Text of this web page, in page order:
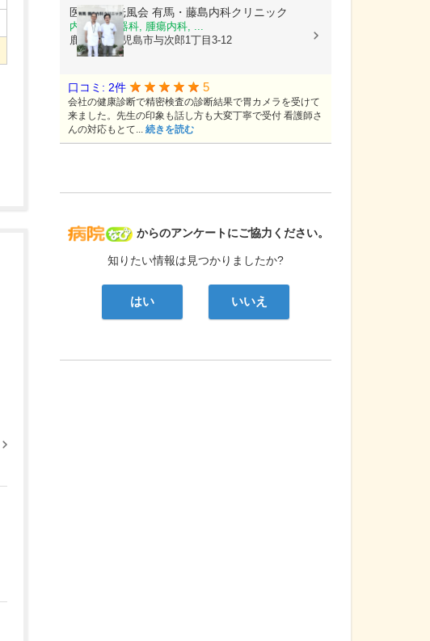
病院なび
からのアンケートにご協力ください。
知りたい情報は見つかりましたか?
はい いいえ
医療法人光風会 有馬・藤島内科クリニック
内科, 消化器科, 腫瘍内科, ...
鹿児島県鹿児島市与次郎1丁目3-12
口コミ: 2件 5
会社の健康診断で精密検査の診断結果で胃カメラを受けて
来ました。先生の印象も話し方も大変丁寧で受付 看護師さ
んの対応もとて... 続きを読む